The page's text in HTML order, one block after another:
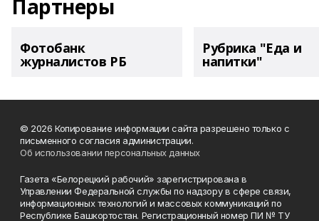
Партнеры
Фотобанк
журналистов РБ
Рубрика "Еда и
напитки"
© 2026 Копирование информации сайта разрешено только с
письменного согласия администрации.
Об использовании персональных данных
Газета «Белорецкий рабочий» зарегистрирована в
Управлении Федеральной службы по надзору в сфере связи,
информационных технологий и массовых коммуникаций по
Республике Башкортостан. Регистрационный номер ПИ № ТУ